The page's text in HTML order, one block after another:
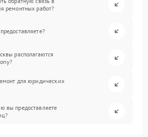
ремонтных работ?
располагаются
для юридических
вы предоставляете